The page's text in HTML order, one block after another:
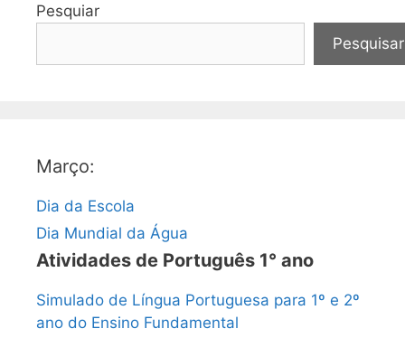
Pesquiar
Pesquisar
Março:
Dia da Escola
Dia Mundial da Água
Atividades de Português 1° ano
Simulado de Língua Portuguesa para 1º e 2º
ano do Ensino Fundamental